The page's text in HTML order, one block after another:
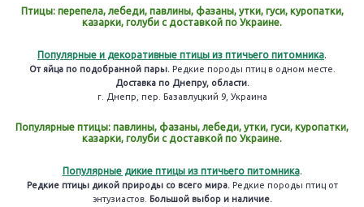
Птицы: перепела, лебеди, павлины, фазаны, утки, гуси, куропатки,
казарки, голуби с доставкой по Украине.
Популярные и декоративные птицы из птичьего питомника
От яйца по подобранной пары. Редкие породы птиц в одном месте.
Доставка по Днепру, области.
г. Днепр, пер. Базавлуцкий 9, Украина
Популярные птицы: павлины, фазаны, лебеди, утки, гуси, куропатки,
казарки, голуби с доставкой по Украине.
Популярные дикие птицы из птичьего питомника.
Редкие птицы дикой природы со всего мира. Редкие породы птиц от
энтузиастов. Большой выбор и наличие.